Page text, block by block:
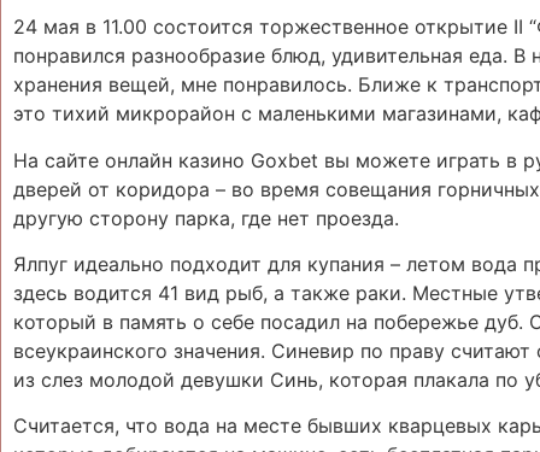
24 мая в 11.00 состоится торжественное открытие II
понравился разнообразие блюд, удивительная еда.
хранения вещей, мне понравилось. Ближе к
это тихий микрорайон с маленькими магазинами,
На сайте онлайн казино Goxbet вы можете играть в
дверей от коридора – во время совещания
другую сторону парка, где нет проезда.
Ялпуг идеально подходит для купания – летом вода
здесь водится 41 вид рыб, а также раки. Местные
который в память о себе посадил на побережье дуб.
всеукраинского значения. Синевир по праву
из слез молодой девушки Синь, которая плакала по
Считается, что вода на месте бывших кварцевых